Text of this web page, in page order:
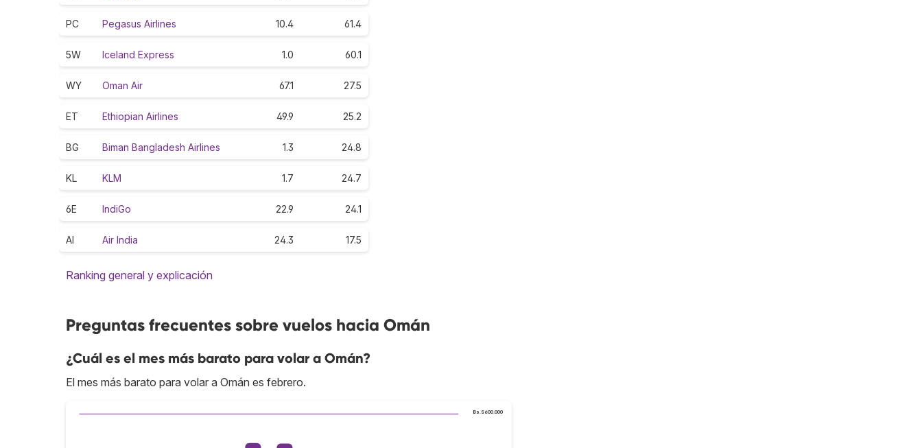
PC Pegasus Airlines 10.4 61.4
5W Iceland Express 1.0 60.1
WY Oman Air 67.1 27.5
ET Ethiopian Airlines 49.9 25.2
BG Biman Bangladesh Airlines 1.3 24.8
KL KLM 1.7 24.7
6E IndiGo 22.9 24.1
AI Air India 24.3 17.5
Ranking general y explicación
Preguntas frecuentes sobre vuelos hacia Omán
¿Cuál es el mes más barato para volar a Omán?
El mes más barato para volar a Omán es febrero.
Bs.S600.000